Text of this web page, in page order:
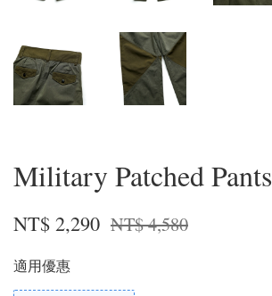
Military Patched Pants
NT$ 2,290 NT$ 4,580
適用優惠